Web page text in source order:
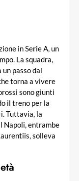
in Serie A, un
La squadra,
passo dai
torna a vivere
sono giunti
il treno per la
Tuttavia, la
Napoli, entrambe
solleva